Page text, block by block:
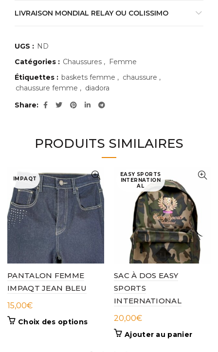
LIVRAISON MONDIAL RELAY OU COLISSIMO
UGS : ND
Catégories : Chaussures , Femme
Étiquettes : baskets femme , chaussure ,
chaussure femme , diadora
Share
PRODUITS SIMILAIRES
IMPAQT
PANTALON FEMME
IMPAQT JEAN BLEU
15,00€
Choix des optionsCe
EASY SPORTS
INTERNATION
AL
SAC À DOS EASY
SPORTS
INTERNATIONAL
20,00€
Ajouter au panier